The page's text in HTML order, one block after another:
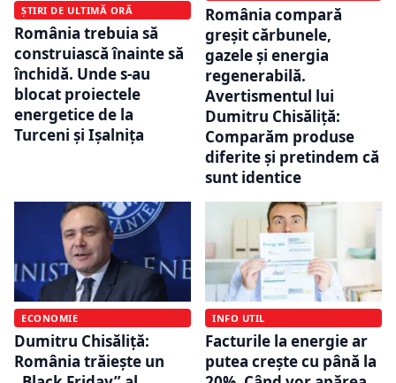
ȘTIRI DE ULTIMĂ ORĂ
România trebuia să
construiască înainte să
închidă. Unde s-au
blocat proiectele
energetice de la
Turceni și Ișalnița
România compară
greșit cărbunele,
gazele și energia
regenerabilă.
Avertismentul lui
Dumitru Chisăliță:
Comparăm produse
diferite și pretindem că
sunt identice
ECONOMIE
Dumitru Chisăliță:
România trăiește un
INFO UTIL
Facturile la energie ar
putea crește cu până la